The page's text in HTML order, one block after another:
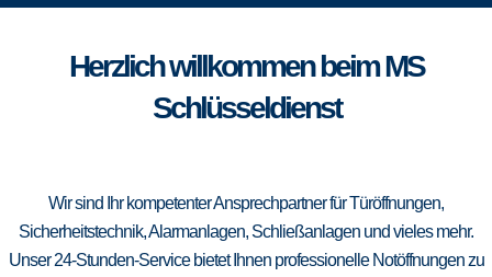
Herzlich willkommen beim MS
Schlüsseldienst
Wir sind Ihr kompetenter Ansprechpartner für Türöffnungen,
Sicherheitstechnik, Alarmanlagen, Schließanlagen und vieles mehr.
Unser 24-Stunden-Service bietet Ihnen professionelle Notöffnungen zu